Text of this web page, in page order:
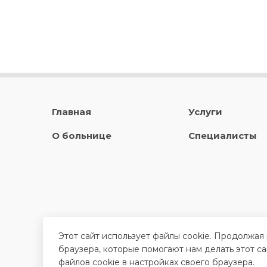
Главная
О больнице
Услуги
Специалисты
Этот сайт использует файлы cookie.
браузера, которые помогают нам делать этот
файлов cookie в настройках своего браузера.